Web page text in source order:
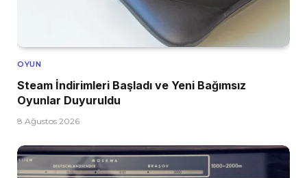
OYUN
Steam İndirimleri Başladı ve Yeni Bağımsız
Oyunlar Duyuruldu
8 Ağustos 2026